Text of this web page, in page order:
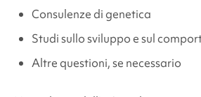
Consulenze di genetica
Studi sullo sviluppo e sul
Altre questioni, se necessario